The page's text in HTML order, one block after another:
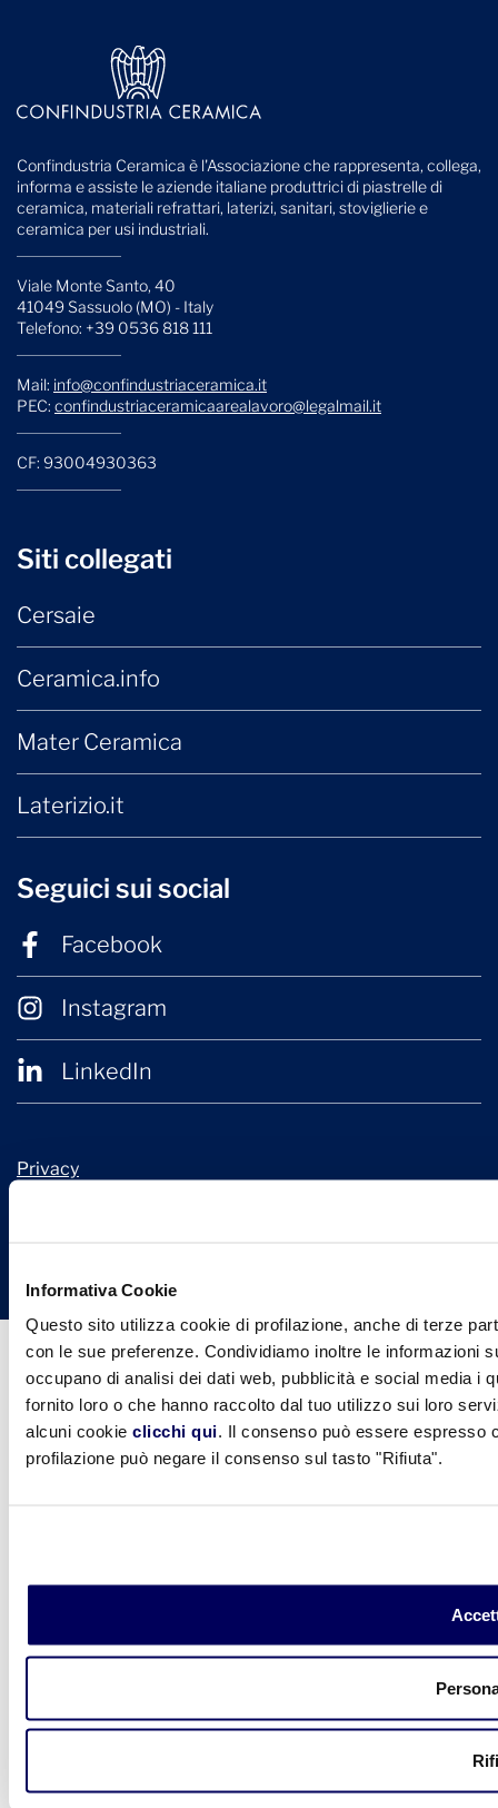
Informativa Cookie
Questo sito utilizza cookie di profilazione, anche di terze
con le sue preferenze. Condividiamo inoltre le informazioni
occupano di analisi dei dati web, pubblicità e social media i
fornito loro o che hanno raccolto dal tuo utilizzo sui loro
alcuni cookie clicchi qui. Il consenso può essere espresso
profilazione può negare il consenso sul tasto "Rifiuta".
Confindustria Ceramica è l'Associazione che rappresenta, collega,
informa e assiste le aziende italiane produttrici di piastrelle di
ceramica, materiali refrattari, laterizi, sanitari, stoviglierie e
ceramica per usi industriali.
Viale Monte Santo, 40
41049 Sassuolo (MO) - Italy
Telefono: +39 0536 818 111
Mail: info@confindustriaceramica.it
PEC: confindustriaceramicaarealavoro@legalmail.it
CF: 93004930363
Siti collegati
Cersaie
Ceramica.info
Mater Ceramica
Laterizio.it
Seguici sui social
Facebook
Instagram
LinkedIn
Privacy